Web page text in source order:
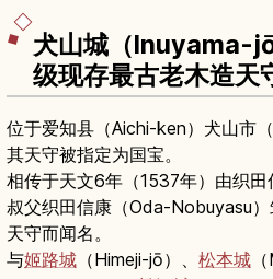
犬山城（Inuyama-
级现存最古老木造天
位于爱知县（Aichi-ken）犬山市
其天守被指定为国宝。
相传于天文6年（1537年）由织
叔父织田信康（Oda-Nobuyasu
天守而闻名。
与姬路城 （Himeji-jō）、 松本城